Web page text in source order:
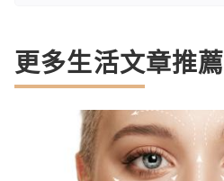
更多生活文章推薦